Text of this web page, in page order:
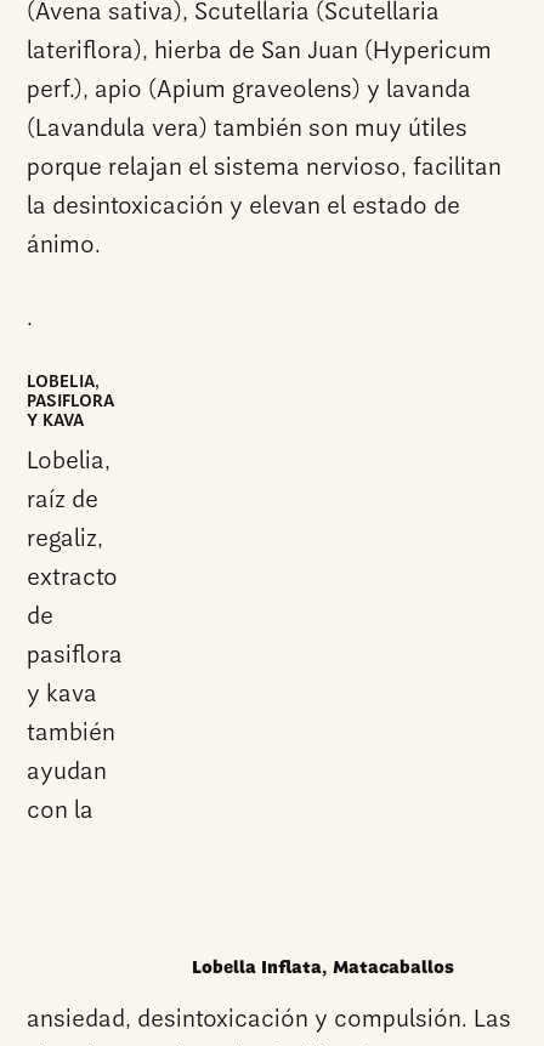
(Avena sativa), Scutellaria (Scutellaria
lateriflora), hierba de San Juan (Hypericum
perf.), apio (Apium graveolens) y lavanda
(Lavandula vera) también son muy útiles
porque relajan el sistema nervioso, facilitan
la desintoxicación y elevan el estado de
ánimo.
.
Lobella Inflata, Matacaballos
LOBELIA,
PASIFLORA
Y KAVA
Lobelia,
raíz de
regaliz,
extracto
de
pasiflora
y kava
también
ayudan
con la
ansiedad, desintoxicación y compulsión. Las